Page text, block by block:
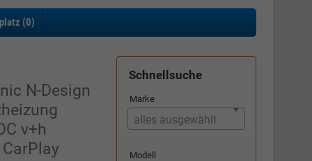
(0)
N-Design
v+h
Schnellsuche
Marke
alles ausgewählt
Modell